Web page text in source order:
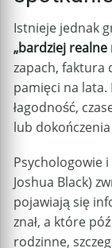
Istnieje jednak
„bardziej realne
zapach, faktura
pamięci na
łagodność,
lub
Psychologowie
Joshua Black)
pojawiają się
znał, a które
rodzinne,